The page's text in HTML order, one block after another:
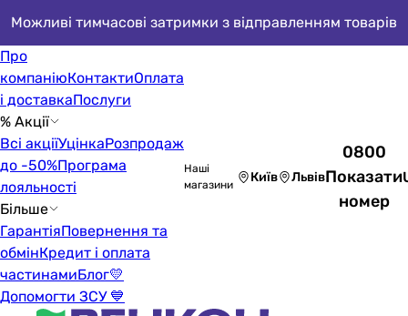
Можливі тимчасові затримки з відправленням товарів
Про
компаніюКонтактиОплата
і доставкаПослуги
% Акції
Всі акціїУцінкаРозпродаж
до -50%Програма
лояльності
Більше
ГарантіяПовернення та
обмінКредит і оплата
частинамиБлог💛
Допомогти ЗСУ 💙
Наші
магазини
Київ Львів
0800
Показати
номер